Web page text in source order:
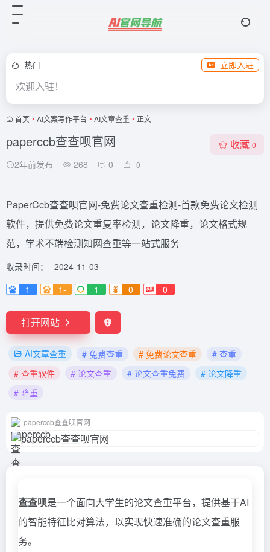
热门 立即入驻
欢迎入驻！
首页 • AI文案写作平台 • AI文章查重 • 正文
paperccb查查呗官网
2年前发布 268 0 0
收藏 0
PaperCcb查查呗官网-免费论文查重检测-首款免费论文检测
软件，提供免费论文重复率检测，论文降重，论文格式规
范，学术不端检测知网查重等一站式服务
收录时间：
2024-11-03
1
1- 1 0 0
打开网站
AI文章查重 # 免费查重 # 免费论文查重
# 查重
# 查重软件
# 论文查重 # 论文查重免费
# 论文降重
# 降重
paperccb查查呗官网
查查呗是一个面向大学生的论文查重平台，提供基于AI
的智能特征比对算法，以实现快速准确的论文查重服
务。